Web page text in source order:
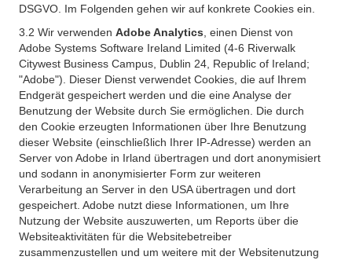
DSGVO. Im Folgenden gehen wir auf konkrete Cookies ein.
3.2 Wir verwenden Adobe Analytics , einen Dienst von
Adobe Systems Software Ireland Limited (4-6 Riverwalk
Citywest Business Campus, Dublin 24, Republic of Ireland;
"Adobe"). Dieser Dienst verwendet Cookies, die auf Ihrem
Endgerät gespeichert werden und die eine Analyse der
Benutzung der Website durch Sie ermöglichen. Die durch
den Cookie erzeugten Informationen über Ihre Benutzung
dieser Website (einschließlich Ihrer IP-Adresse) werden an
Server von Adobe in Irland übertragen und dort anonymisiert
und sodann in anonymisierter Form zur weiteren
Verarbeitung an Server in den USA übertragen und dort
gespeichert. Adobe nutzt diese Informationen, um Ihre
Nutzung der Website auszuwerten, um Reports über die
Websiteaktivitäten für die Websitebetreiber
zusammenzustellen und um weitere mit der Websitenutzung